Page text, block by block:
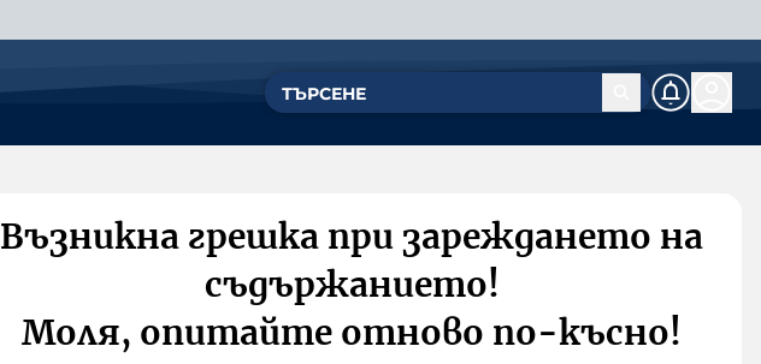
Възникна грешка при зареждането на
съдържанието!
Моля, опитайте отново по-късно!